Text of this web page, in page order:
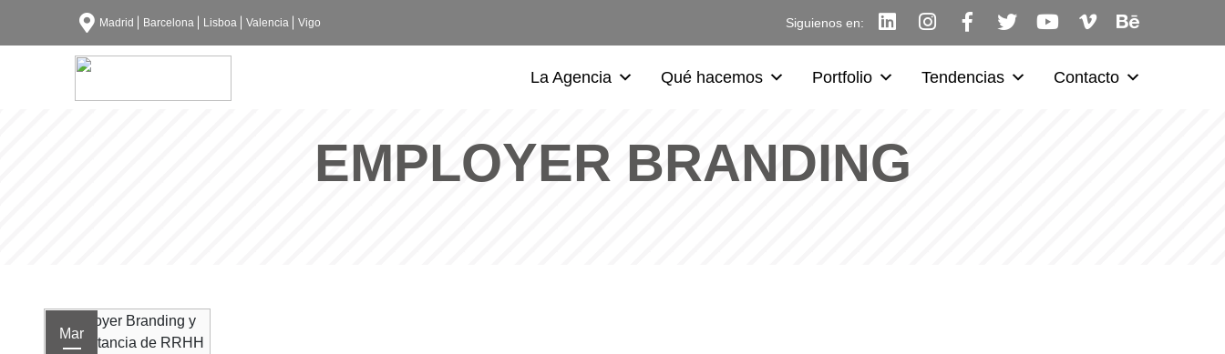
Madrid Barcelona Lisboa Valencia Vigo Siguienos en:
La Agencia Qué hacemos Portfolio Tendencias Contacto
EMPLOYER BRANDING
Mar